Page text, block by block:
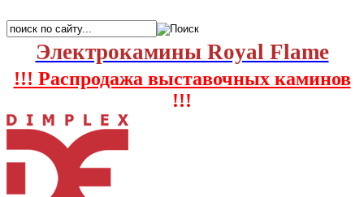
Электрокамины Royal Flame
!!! Распродажа выставочных каминов
!!!